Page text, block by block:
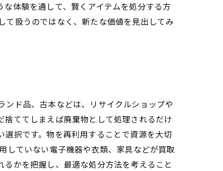
体験を通して、賢くアイテムを処分する方
て扱うのではなく、新たな価値を見出してみ
ド品、古本などは、リサイクルショップや
ててしまえば廃棄物として処理されるだけ
択です。物を再利用することで資源を大切
していない電子機器や衣類、家具などが買取
かを把握し、最適な処分方法を考えること